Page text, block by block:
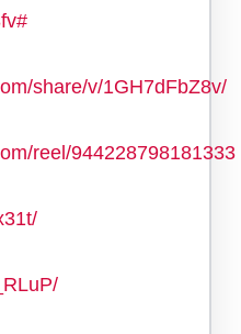
share/v/1GH7dFbZ8v/
reel/944228798181333